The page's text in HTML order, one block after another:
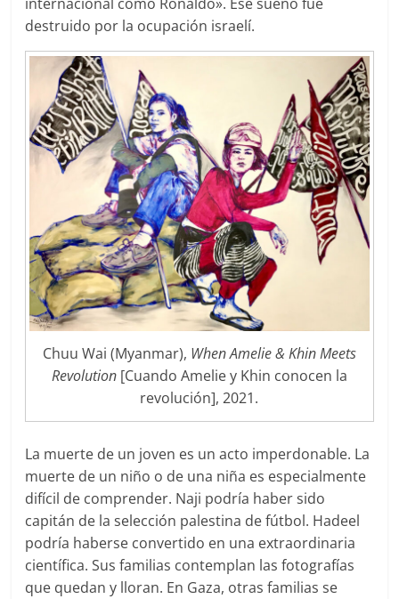
destruido por la ocupación israelí.
Chuu Wai (Myanmar), When Amelie & Khin Meets
Revolution[Cuando Amelie y Khin conocen la
revolución], 2021.
La muerte de un joven es un acto imperdonable. La
muerte de un niño o de una niña es especialmente
difícil de comprender. Naji podría haber sido
capitán de la selección palestina de fútbol. Hadeel
podría haberse convertido en una extraordinaria
científica. Sus familias contemplan las fotografías
que quedan y lloran. En Gaza, otras familias se